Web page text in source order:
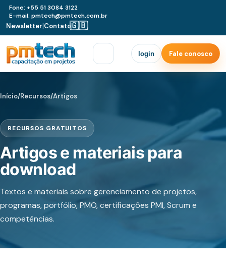
Fone: +55 51 3084 3122
E-mail: pmtech@pmtech.com.br
Newsletter|Contato|
🇬🇧
login Fale conosco
Início/Recursos/Artigos
RECURSOS GRATUITOS
Artigos e materiais para
download
Textos e materiais sobre gerenciamento de projetos,
programas, portfólio, PMO, certificações PMI, Scrum e
competências.